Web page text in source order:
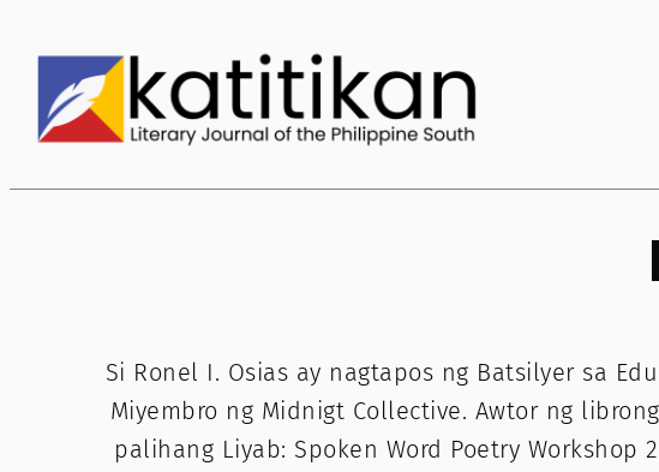
content
Si Ronel I. Osias ay nagtapos ng Batsilyer sa
Miyembro ng Midnigt Collective. Awtor ng
palihang Liyab: Spoken Word Poetry